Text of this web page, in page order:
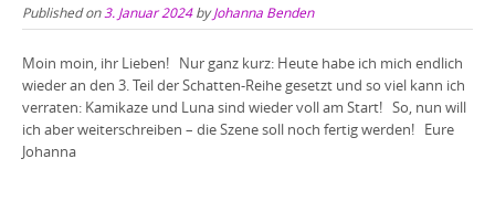
Published on3. Januar 2024byJohanna Benden
Moin moin, ihr Lieben! Nur ganz kurz: Heute habe ich mich endlich
wieder an den 3. Teil der Schatten-Reihe gesetzt und so viel kann ich
verraten: Kamikaze und Luna sind wieder voll am Start! So, nun will
ich aber weiterschreiben – die Szene soll noch fertig werden! Eure
Johanna